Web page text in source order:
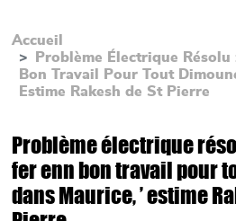
Accueil
Problème Électrique Résolu
Bon Travail Pour Tout
Estime Rakesh de St Pierre
Problème électrique
fer enn bon travail pour
dans Maurice, ’ estime